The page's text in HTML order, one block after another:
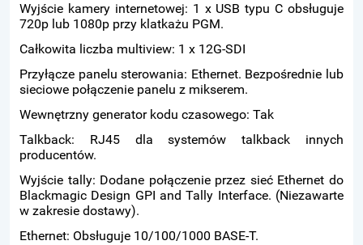
Wyjście kamery internetowej: 1 x USB typu C obsługuje
720p lub 1080p przy klatkażu PGM.
Całkowita liczba multiview: 1 x 12G-SDI
Przyłącze panelu sterowania: Ethernet. Bezpośrednie lub
sieciowe połączenie panelu z mikserem.
Wewnętrzny generator kodu czasowego: Tak
Talkback: RJ45 dla systemów talkback innych
producentów.
Wyjście tally: Dodane połączenie przez sieć Ethernet do
Blackmagic Design GPI and Tally Interface. (Niezawarte
w zakresie dostawy).
Ethernet: Obsługuje 10/100/1000 BASE-T.